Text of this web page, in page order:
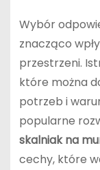
Wybór
znacząco
przestrzeni.
które można
potrzeb i
popularne
skalniak na
cechy, które